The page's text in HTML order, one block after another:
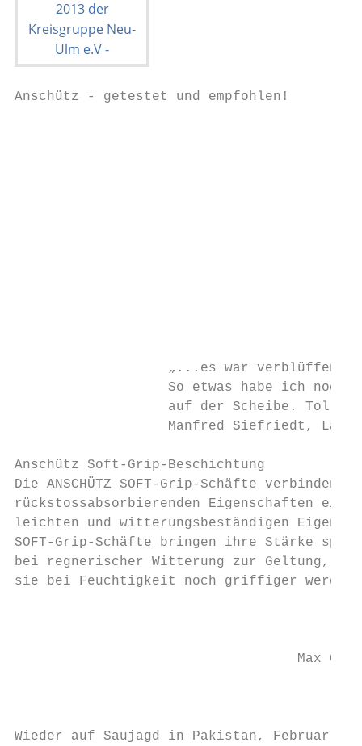
Anschütz - getestet und empfohlen!
„...es war
So etwas habe ich noch
auf der Scheibe. Tolle
Manfred Siefriedt,
Anschütz Soft-Grip-Beschichtung
Die ANSCHÜTZ SOFT-Grip-Schäfte
rückstossabsorbierenden Eigenschaften
leichten und witterungsbeständigen
SOFT-Grip-Schäfte bringen ihre Stärke
bei regnerischer Witterung zur Geltung, da
sie bei Feuchtigkeit noch griffiger werden.
Max
Wieder auf Saujagd in Pakistan, Februar